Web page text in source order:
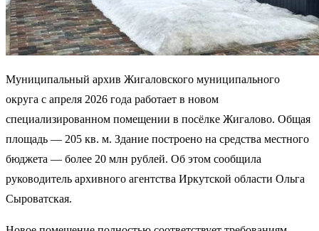
Муниципальный архив Жигаловского муниципального
округа с апреля 2026 года работает в новом
специализированном помещении в посёлке Жигалово. Общая
площадь — 205 кв. м. Здание построено на средства местного
бюджета — более 20 млн рублей. Об этом сообщила
руководитель архивного агентства Иркутской области Ольга
Сыроватская.